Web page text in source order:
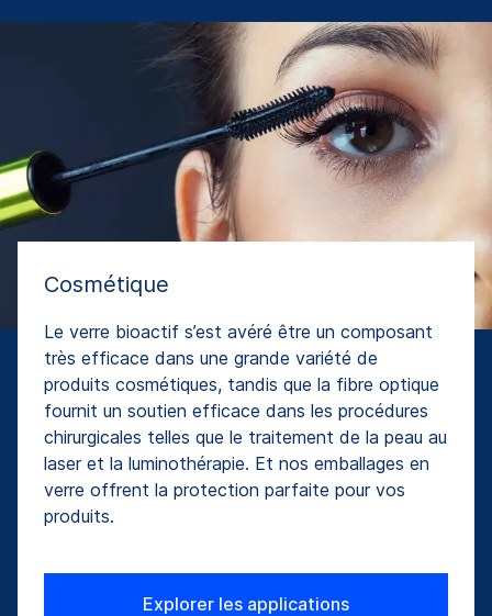
Cosmétique
Le verre bioactif s’est avéré être un composant
très efficace dans une grande variété de
produits cosmétiques, tandis que la fibre optique
fournit un soutien efficace dans les procédures
chirurgicales telles que le traitement de la peau au
laser et la luminothérapie. Et nos emballages en
verre offrent la protection parfaite pour vos
produits.
Explorer les applications